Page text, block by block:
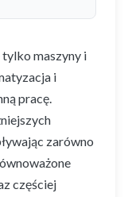
tylko maszyny i
i
pracę.
zarówno
częściej